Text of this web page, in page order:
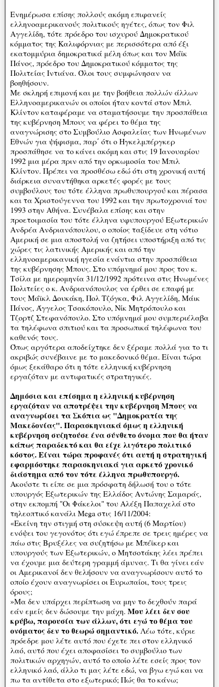
Ενημέρωσα επίσης πολλούς ακόμη επιφανείς
ελληνοαμερικανούς πολιτικούς ηγέτες, όπως τον Φιλ
Αγγελίδη, τότε πρόεδρο του ισχυρού Δημοκρατικού
κόμματος της Καλιφόρνιας με περισσότερα από έξι
εκατομμύρια δημοκρατικά μέλη όπως και τον Μάϊκ
Πάνος, πρόεδρο του Δημοκρατικού κόμματος της
Πολιτείας Ιντιάνα. Όλοι τους συμφώνησαν να
βοηθήσουν.
Με σκληρή επιμονή και με την βοήθεια πολλών άλλων
Ελληνοαμερικανών οι οποίοι ήταν κοντά στον Μπιλ
Κλίντον καταφέραμε να σταματήσουμε την προσπάθεια
της κυβέρνηση Μπους να φέρει το θέμα της
αναγνώρισης στο Συμβούλιο Ασφαλείας των Ηνωμένων
Εθνών για ψήφισμα, παρ΄ ότι ο Ηγκελμπέργκερ
προσπάθησε να το κάνει ακόμη και στις 19 Ιανουαρίου
1992 μια μέρα πριν από την ορκωμοσία του Μπιλ
Κλίντον. Πρέπει να προσθέσω εδώ ότι στη χρονική αυτή
διάρκεια συναντήθηκα αρκετές φορές με τους
συμβούλους του τότε έλληνα πρωθυπουργού και πέρασα
και τα Χριστούγεννα του 1992 και την πρωτοχρονιά του
1993 στην Αθήνα. Συνέβαλα επίσης και στην
προετοιμασία του τότε έλληνα υφυπουργού Εξωτερικών
Ανδρέα Ανδριανόπουλου, ο οποίος ταξίδευε στη νότιο
Αμερική σε μια αποστολή να ζητήσει υποστήριξη από τις
χώρες τις λατινικής Αμερικής και από την
ελληνοαμερικανική ηγεσία ενάντια στην προσπάθεια
της κυβέρνησης Μπους. Στο υπόμνημά μου προς τον κ.
Τσίλα με ημερομηνία 31/12/1992 πρότεινα στις Ηνωμένες
Πολιτείες ο κ. Ανδριανόπουλος να έρθει σε επαφή με
τους Μάϊκλ Δουκάκη, Πολ Τζόγκα, Φιλ Αγγελίδη, Μάικ
Πάνος, Άγγελος Τσακόπουλο, Νίκ Μητρόπουλο και
Τζορτζ Στεφανόπουλο. Στο υπόμνημά μου συμπεριέλαβα
τα τηλέφωνα σπιτιού και τα προσωπικά τηλέφωνα του
καθενός τους.
Όπως αργότερα αποδείχτηκε δεν ξέραμε πολλά για το τι
ακριβώς συνέβαινε με το μακεδονικό θέμα. Είναι τώρα
όμως ξεκάθαρο ότι η τότε ελληνική κυβέρνηση
εργαζόταν με αντιφατικές στρατηγικές.
Δημόσια και επίσημα η ελληνική κυβέρνηση
εργαζόταν να αποτρέψει την κυβέρνηση Μπους να
αναγνωρίσει τα Σκόπια ως "Δημοκρατία της
Μακεδονίας". Παρασκηνιακά όμως η ελληνική
κυβέρνηση συζητούσε ένα σύνθετο όνομα που θα ήταν
κάπως παραδεκτό και θα είχε λιγότερο πολιτικό
κόστος. Είναι τώρα προφανές ότι αυτή η στρατηγική
εφαρμόστηκε παρασκηνιακά για αρκετό χρονικό
διάστημα από τον τότε έλληνα πρωθυπουργό.
Ακούστε τι είπε σε μια πρόσφατη δήλωσή του ο τότε
υπουργός Εξωτερικών της Ελλάδος Αντώνης Σαμαράς,
στην εκπομπή "Οι Φάκελοι" του Αλέξη Παπαχελά στο
τηλεοπτικό κανάλι Μega στις 16/11/2004:
«Εκείνη την στιγμή στη σύσκεψη αυτή (6 Μαρτίου)
ενόψει του γεγονότος ότι εγώ έπρεπε σε τρεις ημέρες να
πάω στις Βρυξέλες να συζητήσω με Μπέϊκερ και
υπουργούς των Εξωτερικών, ο Μητσοτάκης λέει πρέπει
να έχουμε μια δεύτερη γραμμή άμυνας. Τι θα γίνει εάν
οι Αμερικανοί δεν θελήσουν να αναγνωρίσουν αυτό το
οποίο έχουν αναγνωρίσει οι Ευρωπαίοι, τους τρεις
όρους;
»Μα δεν υπάρχει περίπτωση να μην το δεχθούν παρά
εάν εμείς δεν δώσουμε την μάχη. Μου λέει δεν σου
κρύβω, παρουσία των άλλων, ότι εγώ το θέμα του
ονόματος δεν το θεωρώ σημαντικό. Λέω τότε, κύριε
πρόεδρε μου λέτε αυτό που έχετε πει στον ελληνικό
λαό, αυτό που έχει αποφασίσει το συμβούλιο των
πολιτικών αρχηγών, αυτό το οποίο λέτε εσείς προς τον
ελληνικό λαό, άλλο τι μας λέτε εδώ, να βγω εγώ και να
πω τα αντίθετα στο εξωτερικό; Πώς θα το κάνω;